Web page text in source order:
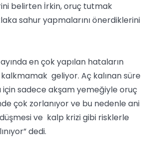
belirten İrkin, oruç tutmak
sahur yapmalarını önerdiklerini
en çok yapılan hataların
geliyor. Aç kalınan süre
için sadece akşam yemeğiyle oruç
çok zorlanıyor ve bu nedenle ani
ve kalp krizi gibi risklerle
dedi.